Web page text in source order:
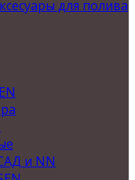
для полива
и NN